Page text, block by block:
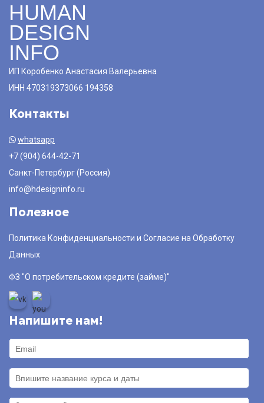
HUMAN
DESIGN
INFO
ИП Коробенко Анастасия Валерьевна
ИНН 470319373066 194358
Контакты
whatsapp
+7 (904) 644-42-71
Санкт-Петербург (Россия)
info@hdesigninfo.ru
Полезное
Политика Конфиденциальности и Согласие на Обработку
Данных
ФЗ "О потребительском кредите (займе)"
Напишите нам!